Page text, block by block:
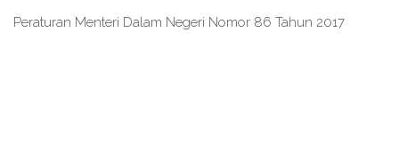
Peraturan Menteri Dalam Negeri Nomor 86 Tahun 2017